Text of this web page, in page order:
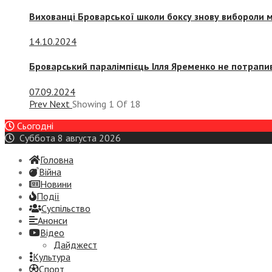
Вихованці Броварської школи боксу знову вибороли
14.10.2024
Броварський паралімпієць Ілля Яременко не
07.09.2024
Prev Next Showing 1 Of 18
Сьогодні
Суббота 8 августа 2026
Головна
Війна
Новини
Події
Суспiльство
Анонси
Відео
Дайджест
Культура
Спорт